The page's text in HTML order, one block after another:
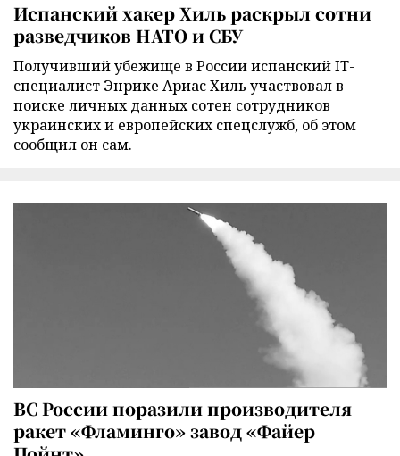
Испанский хакер Хиль раскрыл сотни
разведчиков НАТО и СБУ
Получивший убежище в России испанский IT-
специалист Энрике Ариас Хиль участвовал в
поиске личных данных сотен сотрудников
украинских и европейских спецслужб, об этом
сообщил он сам.
ВС России поразили производителя
ракет «Фламинго» завод «Файер